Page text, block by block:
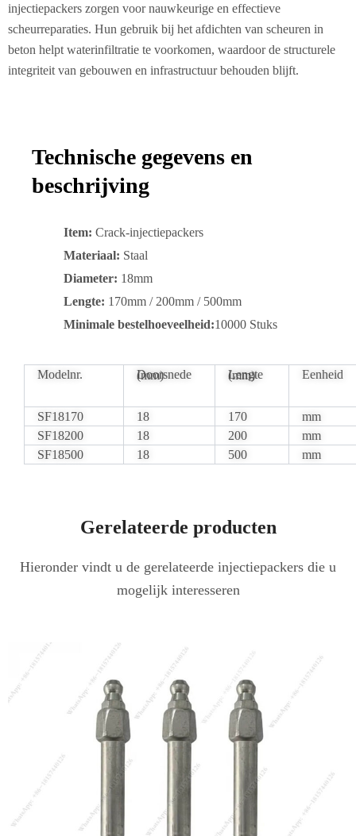
injectiepackers zorgen voor nauwkeurige en effectieve
scheurreparaties. Hun gebruik bij het afdichten van scheuren in
beton helpt waterinfiltratie te voorkomen, waardoor de structurele
integriteit van gebouwen en infrastructuur behouden blijft.
Technische gegevens en
beschrijving
Item: Crack-injectiepackers
Materiaal: Staal
Diameter: 18mm
Lengte: 170mm / 200mm / 500mm
Minimale bestelhoeveelheid:10000 Stuks
Modelnr. Doorsnede (mm) Lengte (mm) Eenheid
SF18170 18 170
mm
SF18200
18 200
mm
SF18500
18 500 mm
Gerelateerde producten
Hieronder vindt u de gerelateerde injectiepackers die u
mogelijk interesseren